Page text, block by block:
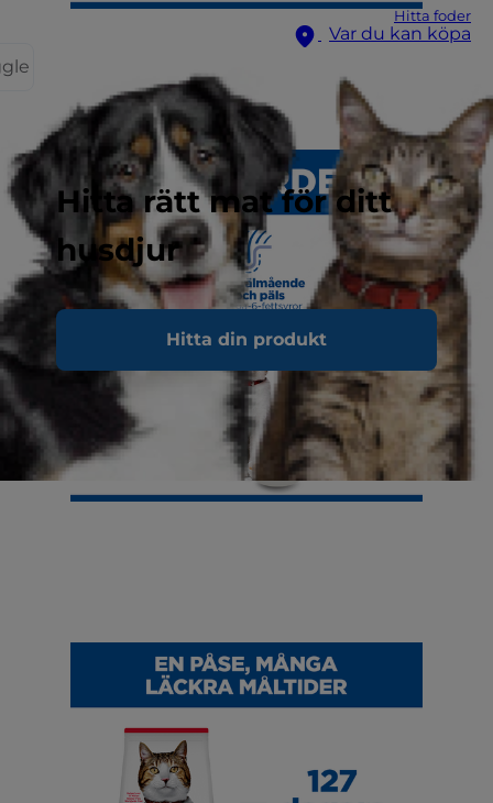
Hitta foder
Var du kan köpa
Hitta rätt mat för ditt
husdjur
Hitta din produkt